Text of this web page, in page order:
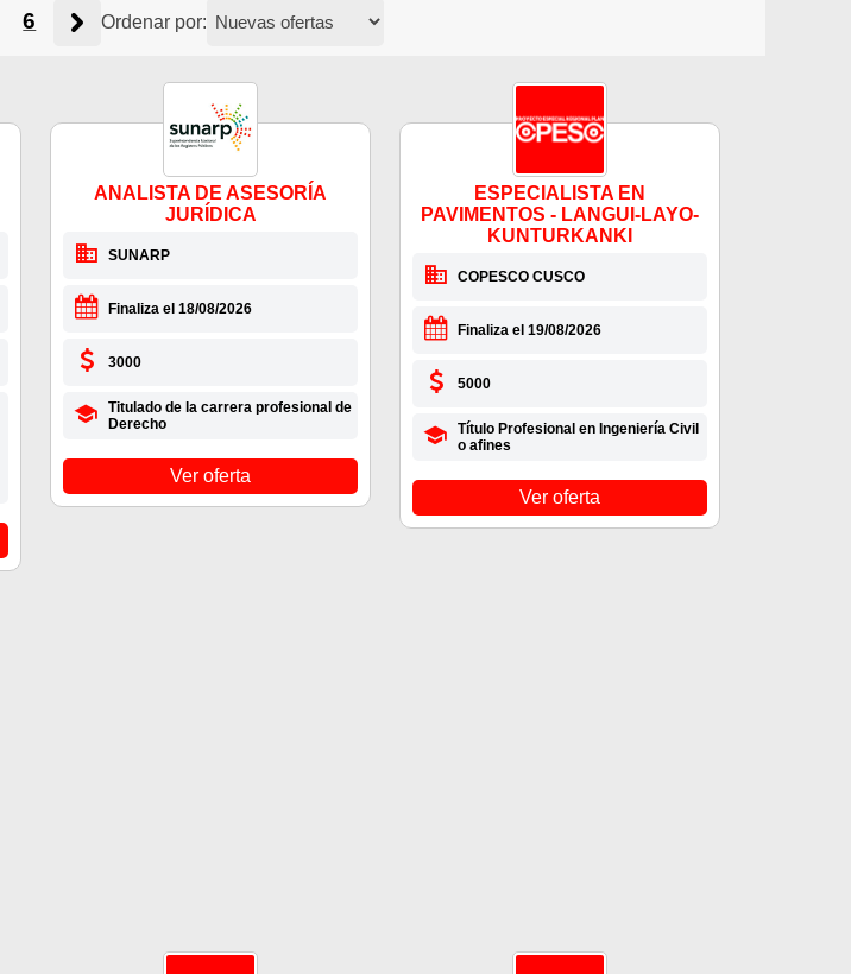
6 Ordenar por:
ANALISTA DE ASESORÍA
JURÍDICA
SUNARP
Finaliza el 18/08/2026
3000
Titulado de la carrera profesional de
Derecho
Ver oferta
ESPECIALISTA EN
PAVIMENTOS - LANGUI-LAYO-
KUNTURKANKI
COPESCO CUSCO
Finaliza el 19/08/2026
5000
Título Profesional en Ingeniería Civil
o afines
Ver oferta